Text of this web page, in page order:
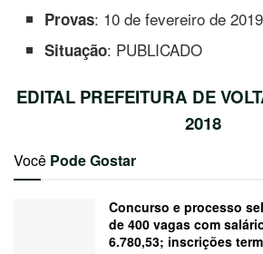
Provas: 10 de fevereiro de 2019
Situação: PUBLICADO
EDITAL PREFEITURA DE
2018
Você Pode Gostar
Concurso e processo
de 400 vagas com
6.780,53; inscrições